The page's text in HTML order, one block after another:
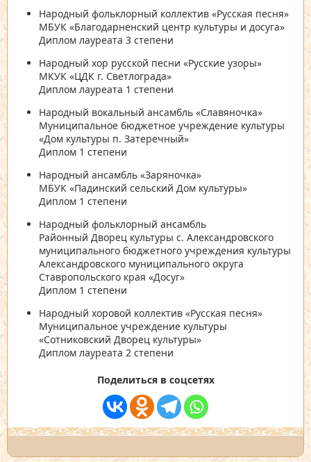
Народный фольклорный коллектив «Русская песня»
МБУК «Благодарненский центр культуры и досуга»
Диплом лауреата 3 степени
Народный хор русской песни «Русские узоры»
МКУК «ЦДК г. Светлограда»
Диплом лауреата 1 степени
Народный вокальный ансамбль «Славяночка»
Муниципальное бюджетное учреждение культуры
«Дом культуры п. Затеречный»
Диплом 1 степени
Народный ансамбль «Заряночка»
МБУК «Падинский сельский Дом культуры»
Диплом 1 степени
Народный фольклорный ансамбль
Районный Дворец культуры с. Александровского
муниципального бюджетного учреждения культуры
Александровского муниципального округа
Ставропольского края «Досуг»
Диплом 1 степени
Народный хоровой коллектив «Русская песня»
Муниципальное учреждение культуры
«Сотниковский Дворец культуры»
Диплом лауреата 2 степени
Поделиться в соцсетях